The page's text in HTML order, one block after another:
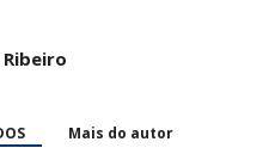
Ribeiro
Mais do autor